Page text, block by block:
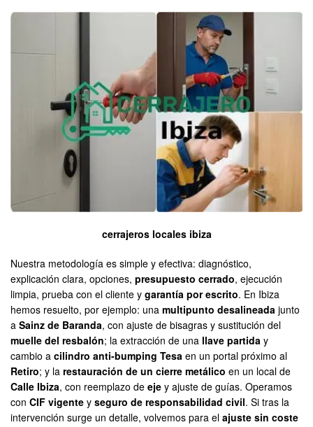
cerrajeros locales ibiza
Nuestra metodología es simple y efectiva: diagnóstico,
explicación clara, opciones, presupuesto cerrado, ejecución
limpia, prueba con el cliente y garantía por escrito. En Ibiza
hemos resuelto, por ejemplo: una multipunto desalineada junto
a Sainz de Baranda, con ajuste de bisagras y sustitución del
muelle del resbalón; la extracción de una llave partida y
cambio a cilindro anti-bumping Tesa en un portal próximo al
Retiro; y la restauración de un cierre metálico en un local de
Calle Ibiza, con reemplazo de eje y ajuste de guías. Operamos
con CIF vigente y seguro de responsabilidad civil. Si tras la
intervención surge un detalle, volvemos para el ajuste sin coste